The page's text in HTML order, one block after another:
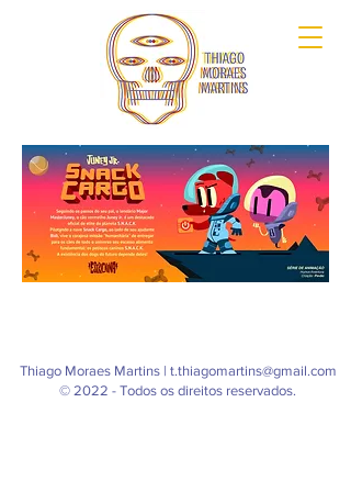
Thiago Moraes Martins | t.thiagomartins@gmail.com
© 2022 - Todos os direitos reservados.